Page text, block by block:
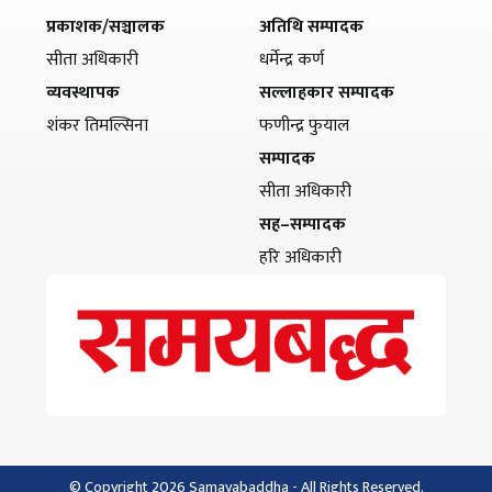
प्रकाशक/सञ्चालक
सीता अधिकारी
व्यवस्थापक
शंकर तिमल्सिना
अतिथि सम्पादक
धर्मेन्द्र कर्ण
सल्लाहकार सम्पादक
फणीन्द्र फुयाल
सम्पादक
सीता अधिकारी
सह–सम्पादक
हरि अधिकारी